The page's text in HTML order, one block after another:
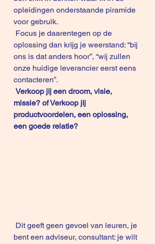
opleidingen onderstaande piramide
voor gebruik.
oplossing dan krijg je weerstand: “bij
ons is dat anders hoor”, “wij zullen
onze huidige leverancier eerst eens
contacteren”.
Verkoop jij een droom, visie,
missie? of Verkoop jij
productvoordelen, een oplossing,
een goede relatie?
bent een adviseur, consultant: je wilt